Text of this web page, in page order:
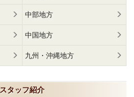
中部地方
中国地方
九州・沖縄地方
スタッフ紹介